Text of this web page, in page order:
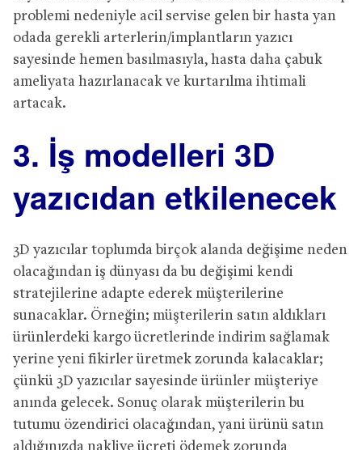
problemi nedeniyle acil servise gelen bir hasta yan
odada gerekli arterlerin/implantların yazıcı
sayesinde hemen basılmasıyla, hasta daha çabuk
ameliyata hazırlanacak ve kurtarılma ihtimali
artacak.
3. İş modelleri 3D
yazıcıdan etkilenecek
3D yazıcılar toplumda birçok alanda değişime neden
olacağından iş dünyası da bu değişimi kendi
stratejilerine adapte ederek müşterilerine
sunacaklar. Örneğin; müşterilerin satın aldıkları
ürünlerdeki kargo ücretlerinde indirim sağlamak
yerine yeni fikirler üretmek zorunda kalacaklar;
çünkü 3D yazıcılar sayesinde ürünler müşteriye
anında gelecek. Sonuç olarak müşterilerin bu
tutumu özendirici olacağından, yani ürünü satın